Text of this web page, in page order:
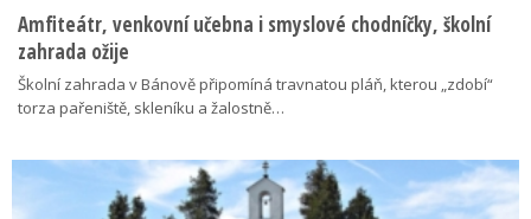
Amfiteátr, venkovní učebna i smyslové chodníčky, školní
zahrada ožije
Školní zahrada v Bánově připomíná travnatou pláň, kterou „zdobí“
torza pařeniště, skleníku a žalostně…